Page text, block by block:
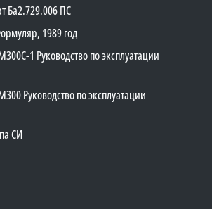
Ба2.729.006 ПС
1989 год
1 Руководство по эксплуатации
Руководство по эксплуатации
СИ